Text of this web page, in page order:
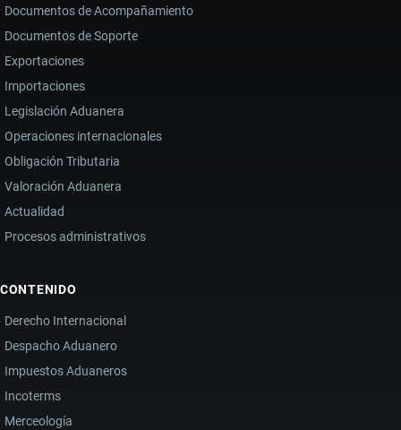
Documentos de Acompañamiento
Documentos de Soporte
Exportaciones
Importaciones
Legislación Aduanera
Operaciones internacionales
Obligación Tributaria
Valoración Aduanera
Actualidad
Procesos administrativos
CONTENIDO
Derecho Internacional
Despacho Aduanero
Impuestos Aduaneros
Incoterms
Merceología